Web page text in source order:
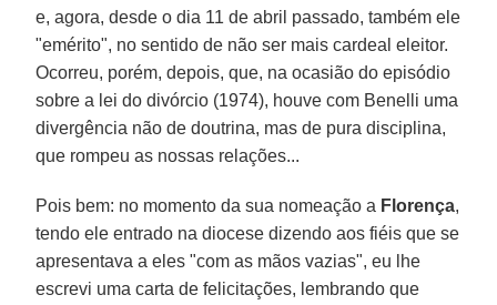
e, agora, desde o dia 11 de abril passado, também ele
"emérito", no sentido de não ser mais cardeal eleitor.
Ocorreu, porém, depois, que, na ocasião do episódio
sobre a lei do divórcio (1974), houve com Benelli uma
divergência não de doutrina, mas de pura disciplina,
que rompeu as nossas relações...
Pois bem: no momento da sua nomeação a Florença,
tendo ele entrado na diocese dizendo aos fiéis que se
apresentava a eles "com as mãos vazias", eu lhe
escrevi uma carta de felicitações, lembrando que